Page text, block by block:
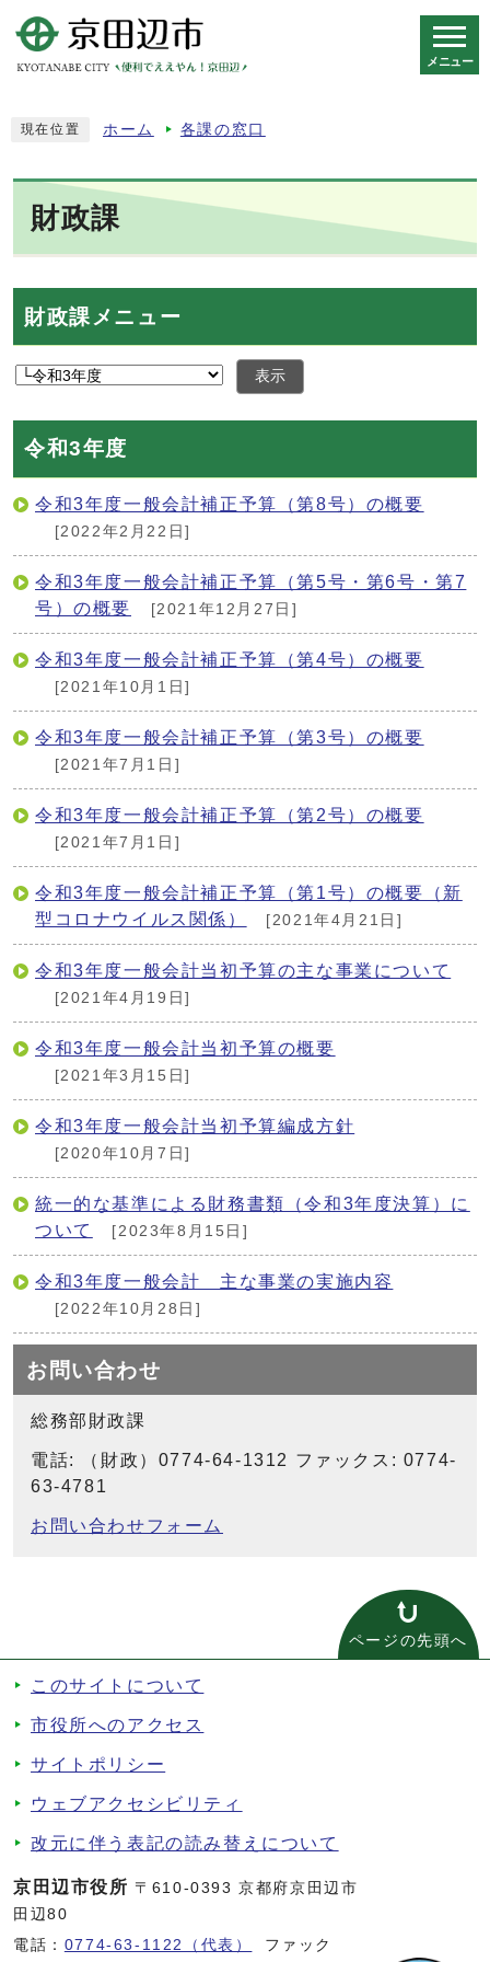
メニュー
現在位置 ホーム 各課の窓口
財政課
財政課メニュー
表示
令和3年度
令和3年度一般会計補正予算（第8号）の概要
[2022年2月22日]
令和3年度一般会計補正予算（第5号・第6号・第7
号）の概要
[2021年12月27日]
令和3年度一般会計補正予算（第4号）の概要
[2021年10月1日]
令和3年度一般会計補正予算（第3号）の概要
[2021年7月1日]
令和3年度一般会計補正予算（第2号）の概要
[2021年7月1日]
令和3年度一般会計補正予算（第1号）の概要（新
型コロナウイルス関係）
[2021年4月21日]
令和3年度一般会計当初予算の主な事業について
[2021年4月19日]
令和3年度一般会計当初予算の概要
[2021年3月15日]
令和3年度一般会計当初予算編成方針
[2020年10月7日]
統一的な基準による財務書類（令和3年度決算）に
ついて
[2023年8月15日]
令和3年度一般会計 主な事業の実施内容
[2022年10月28日]
お問い合わせ
総務部財政課
電話: （財政）0774-64-1312 ファックス: 0774-
63-4781
お問い合わせフォーム
ページの先頭へ
このサイトについて
市役所へのアクセス
サイトポリシー
ウェブアクセシビリティ
改元に伴う表記の読み替えについて
京田辺市役所 〒610-0393 京都府京田辺市
田辺80
電話： 0774-63-1122（代表） ファック